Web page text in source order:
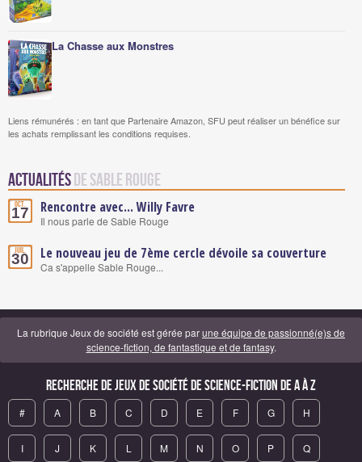
La Chasse aux Monstres
Liens rémunérés : en tant que Partenaire Amazon, SFU peut réaliser un bénéfice sur
les achats remplissant les conditions requises.
Actualités de Sable Rouge
Oct.
17 Rencontre avec... Willy Favre
Il nous parle de Sable Rouge
Juil.
30 Le nouveau jeu de 7ème cercle dévoile sa couverture
Ca s'appelle Sable Rouge...
La rubrique Jeux de société est gérée parune équipe de passionné(e)s de
science-fiction, de fantastique et de fantasy.
Recherche de Jeux de société de science-fiction de A à Z
# A B C D E F G H
I J K L M N O P Q